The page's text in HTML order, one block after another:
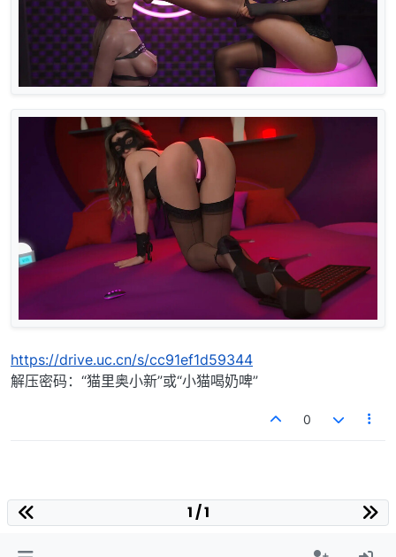
https://drive.uc.cn/s/cc91ef1d59344
解压密码：“猫里奥小新”或“小猫喝奶啤”
0
1 / 1